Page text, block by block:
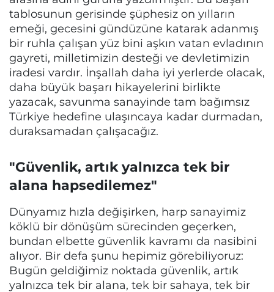
tablosunun gerisinde şüphesiz on yılların
emeği, gecesini gündüzüne katarak adanmış
bir ruhla çalışan yüz bini aşkın vatan evladının
gayreti, milletimizin desteği ve devletimizin
iradesi vardır. İnşallah daha iyi yerlerde olacak,
daha büyük başarı hikayelerini birlikte
yazacak, savunma sanayinde tam bağımsız
Türkiye hedefine ulaşıncaya kadar durmadan,
duraksamadan çalışacağız.
"Güvenlik, artık yalnızca tek bir
alana hapsedilemez"
Dünyamız hızla değişirken, harp sanayimiz
köklü bir dönüşüm sürecinden geçerken,
bundan elbette güvenlik kavramı da nasibini
alıyor. Bir defa şunu hepimiz görebiliyoruz:
Bugün geldiğimiz noktada güvenlik, artık
yalnızca tek bir alana, tek bir sahaya, tek bir